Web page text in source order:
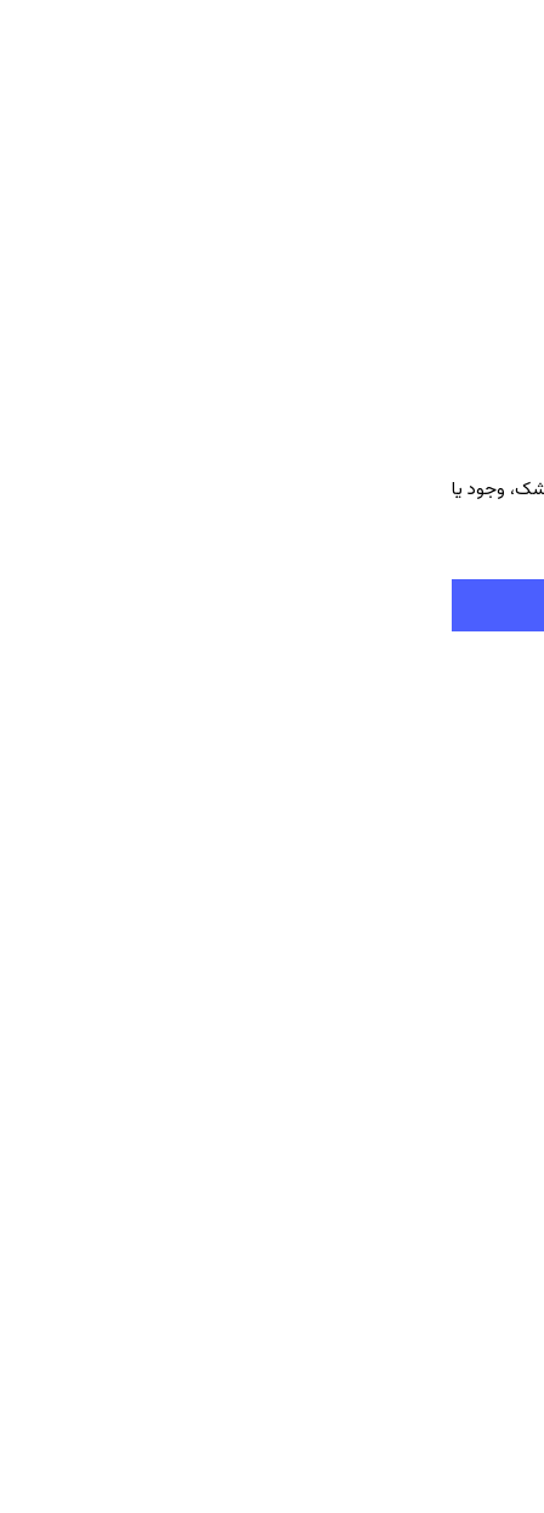
وجود یا